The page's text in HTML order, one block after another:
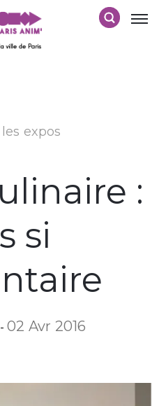
expos
:
si
-02 Avr 2016